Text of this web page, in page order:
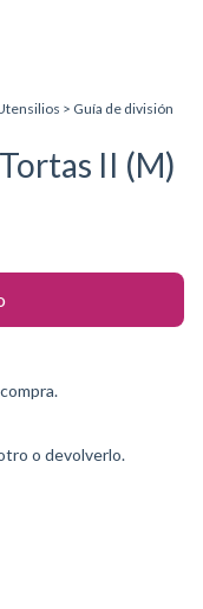
> Guía de división
II (M)
o devolverlo.